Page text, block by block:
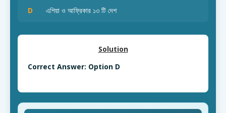
D এশিয়া ও আফ্রিকার ১৩ টি দেশ
Solution
Correct Answer: Option D